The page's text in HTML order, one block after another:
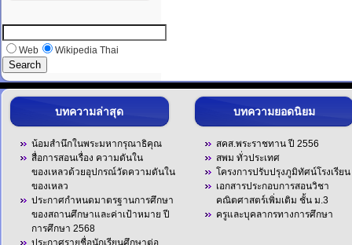
Web Wikipedia Thai
บทความล่าสุด
น้อมสำนึกในพระมหากรุณาธิคุณ
สื่อการสอนเรื่อง ความดันใน
ของเหลวด้วยอุปกรณ์วัดความดันใน
ของเหลว
ประกาศกำหนดมาตรฐานการศึกษา
ของสถานศึกษาและค่าเป้าหมาย ปี
การศึกษา 2568
ประกาศรายชื่อนักเรียนศึกษาต่อ
บทความยอดนิยม
สคส.พระราชทาน ปี 2556
สพม ทั่วประเทศ
โครงการปรับปรุงภูมิทัศน์โรงเรียน
เอกสารประกอบการสอนวิชา
คณิตศาสตร์เพิ่มเติม ชั้น ม.3
ครูและบุคลากรทางการศึกษา